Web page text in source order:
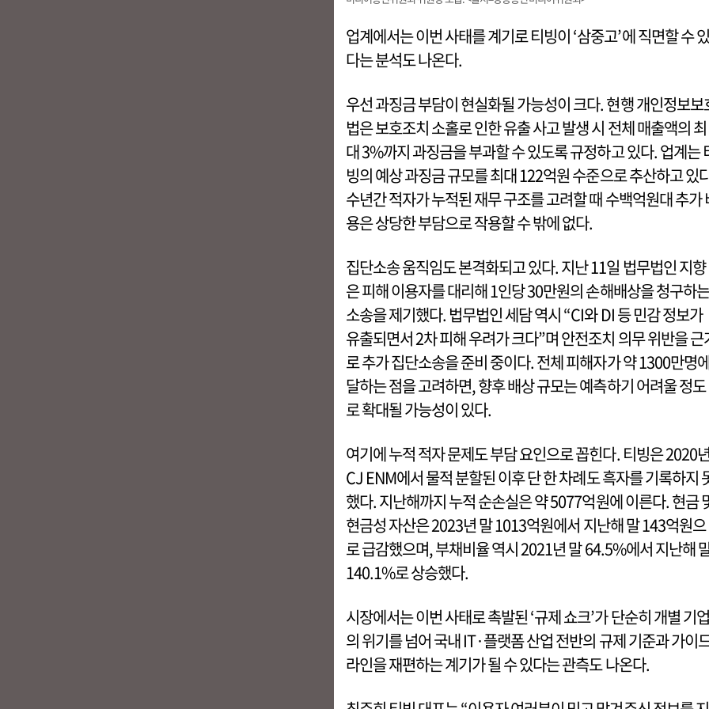
업계에서는 이번 사태를 계기로 티빙이 ‘삼중고’에 직면할 수 있
다는 분석도 나온다.
우선 과징금 부담이 현실화될 가능성이 크다. 현행 개인정보보
법은 보호조치 소홀로 인한 유출 사고 발생 시 전체 매출액의 최
대 3%까지 과징금을 부과할 수 있도록 규정하고 있다. 업계는
빙의 예상 과징금 규모를 최대 122억원 수준으로 추산하고 있
수년간 적자가 누적된 재무 구조를 고려할 때 수백억원대 추가
용은 상당한 부담으로 작용할 수 밖에 없다.
집단소송 움직임도 본격화되고 있다. 지난 11일 법무법인 지향
은 피해 이용자를 대리해 1인당 30만원의 손해배상을 청구하는
소송을 제기했다. 법무법인 세담 역시 “CI와 DI 등 민감 정보가
유출되면서 2차 피해 우려가 크다”며 안전조치 의무 위반을 근
로 추가 집단소송을 준비 중이다. 전체 피해자가 약 1300만명
달하는 점을 고려하면, 향후 배상 규모는 예측하기 어려울 정도
로 확대될 가능성이 있다.
여기에 누적 적자 문제도 부담 요인으로 꼽힌다. 티빙은 2020년
CJ ENM에서 물적 분할된 이후 단 한 차례도 흑자를 기록하지
했다. 지난해까지 누적 순손실은 약 5077억원에 이른다. 현금
현금성 자산은 2023년 말 1013억원에서 지난해 말 143억원으
로 급감했으며, 부채비율 역시 2021년 말 64.5%에서 지난해
140.1%로 상승했다.
시장에서는 이번 사태로 촉발된 ‘규제 쇼크’가 단순히 개별 기업
의 위기를 넘어 국내 IT·플랫폼 산업 전반의 규제 기준과 가이
라인을 재편하는 계기가 될 수 있다는 관측도 나온다.